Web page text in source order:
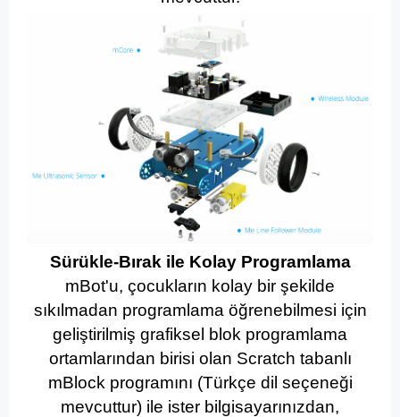
Sürükle-Bırak ile Kolay Programlama
mBot'u, çocukların kolay bir şekilde
sıkılmadan programlama öğrenebilmesi için
geliştirilmiş grafiksel blok programlama
ortamlarından birisi olan Scratch tabanlı
mBlock programını (Türkçe dil seçeneği
mevcuttur) ile ister bilgisayarınızdan,